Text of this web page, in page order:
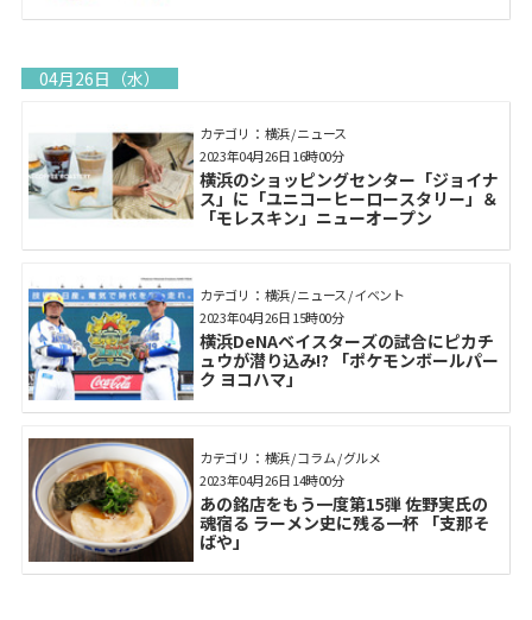
04月26日（水）
カテゴリ： 横浜 / ニュース
横浜のショッピングセンター「ジョイナ
ス」に「ユニコーヒーロースタリー」＆
「モレスキン」ニューオープン
2023年04月26日 16時00分
カテゴリ： 横浜 / ニュース / イベント
横浜DeNAベイスターズの試合にピカチ
ュウが潜り込み!? 「ポケモンボールパー
ク ヨコハマ」
2023年04月26日 15時00分
カテゴリ： 横浜 / コラム / グルメ
あの銘店をもう一度第15弾 佐野実氏の
魂宿る ラーメン史に残る一杯 「支那そ
ばや」
2023年04月26日 14時00分